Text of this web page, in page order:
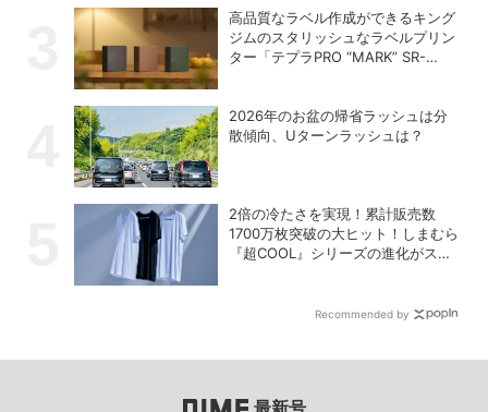
高品質なラベル作成ができるキング
ジムのスタリッシュなラベルプリン
ター「テプラPRO “MARK” SR-
2026年のお盆の帰省ラッシュは分
散傾向、Uターンラッシュは？
2倍の冷たさを実現！累計販売数
1700万枚突破の大ヒット！しまむら
『超COOL』シリーズの進化がスゴ
Recommended by